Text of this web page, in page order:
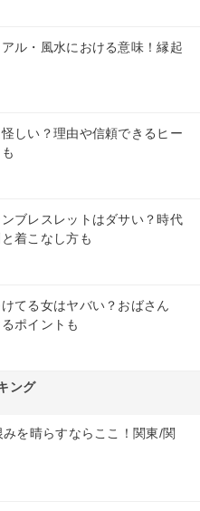
ル・風水における意味！縁起
しい？理由や信頼できるヒー
ブレスレットはダサい？時代
着こなし方も
てる女はヤバい？おばさん
ポイントも
ング
を晴らすならここ！関東/関